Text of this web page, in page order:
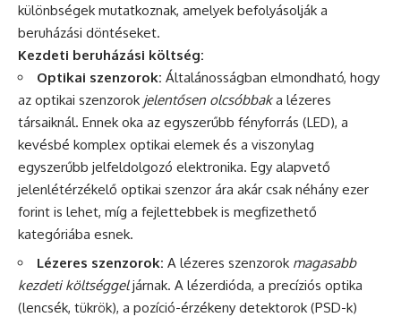
különbségek mutatkoznak, amelyek befolyásolják a
beruházási döntéseket.
Kezdeti beruházási költség:
Optikai szenzorok: Általánosságban elmondható, hogy
az optikai szenzorok jelentősen olcsóbbaka lézeres
társaiknál. Ennek oka az egyszerűbb fényforrás (LED), a
kevésbé komplex optikai elemek és a viszonylag
egyszerűbb jelfeldolgozó elektronika. Egy alapvető
jelenlétérzékelő optikai szenzor ára akár csak néhány ezer
forint is lehet, míg a fejlettebbek is megfizethető
kategóriába esnek.
Lézeres szenzorok: A lézeres szenzorok magasabb
kezdeti költséggeljárnak. A lézerdióda, a precíziós optika
(lencsék, tükrök), a pozíció-érzékeny detektorok (PSD-k)